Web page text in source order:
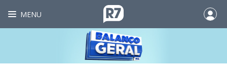
MENU